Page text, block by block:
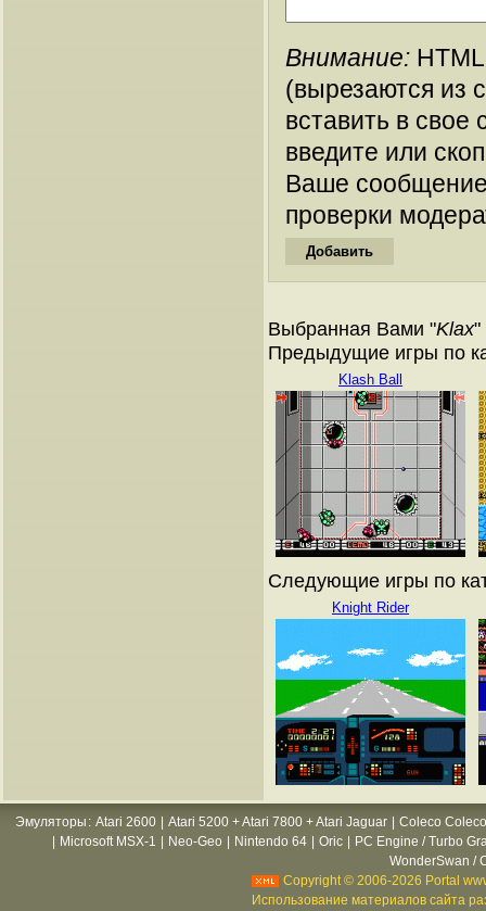
Внимание:
(вырезаются из
вставить в
введите или
Ваше
проверки
Выбранная Вами "Klax"
Предыдущие игры по
Klash Ball
Следующие игры по
Knight Rider
Эмуляторы : Atari 2600 Atari 5200 + Atari 7800 + Atari Jaguar
Coleco
Microsoft MSX-1 Neo-Geo Nintendo 64 Oric
PC Engine / Turbo
WonderSwan /
Copyright © 2006-2026 Portal
Использование материалов сайта